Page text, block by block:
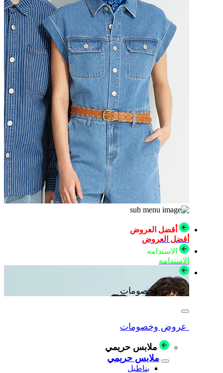
أقضل العروض
أقضل العروض
الاستدامه
الاستدامه
عروض وخصومات
عروض وخصومات
ملابس حريمي
ملابس حريمي
بناطيل